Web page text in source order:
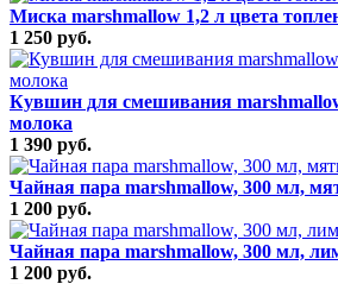
Миска marshmallow 1,2 л цвета
1 250 руб.
Кувшин для смешивания
молока
1 390 руб.
Чайная пара marshmallow, 300 мл,
1 200 руб.
Чайная пара marshmallow, 300 мл,
1 200 руб.